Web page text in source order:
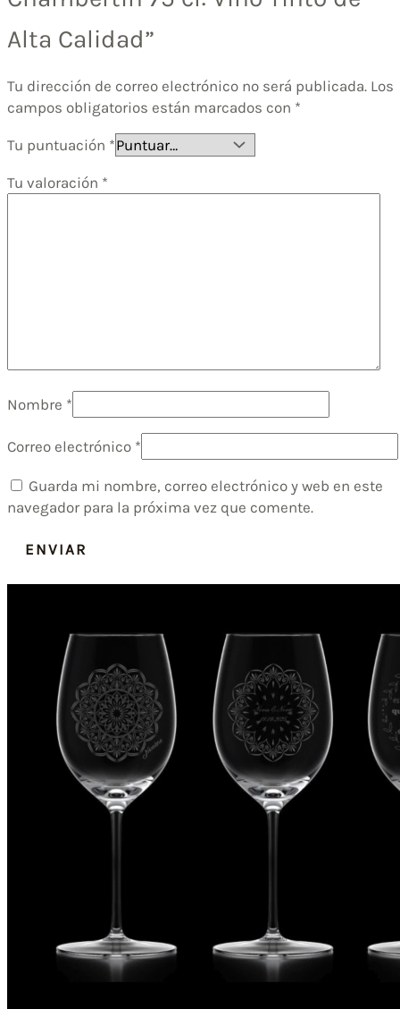
Alta Calidad”
Tu dirección de correo electrónico no será publicada. Los
campos obligatorios están marcados con *
Tu puntuación *
Tu valoración *
Nombre *
Correo electrónico *
Guarda mi nombre, correo electrónico y web en este
navegador para la próxima vez que comente.